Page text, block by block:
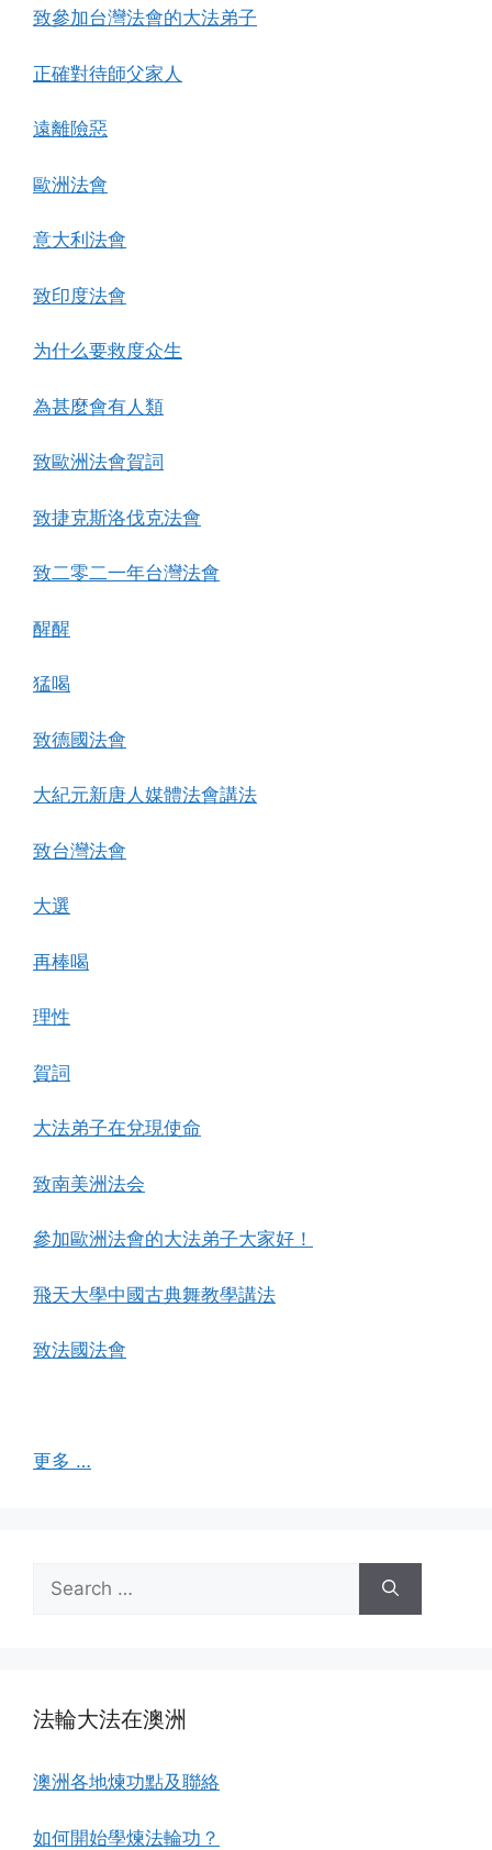
致參加台灣法會的大法弟子
正確對待師父家人
遠離險惡
歐洲法會
意大利法會
致印度法會
为什么要救度众生
為甚麼會有人類
致歐洲法會賀詞
致捷克斯洛伐克法會
致二零二一年台灣法會
醒醒
猛喝
致德國法會
大紀元新唐人媒體法會講法
致台灣法會
大選
再棒喝
理性
賀詞
大法弟子在兌現使命
致南美洲法会
參加歐洲法會的大法弟子大家好！
飛天大學中國古典舞教學講法
致法國法會
更多 …
Search
for:
法輪大法在澳洲
澳洲各地煉功點及聯絡
如何開始學煉法輪功？